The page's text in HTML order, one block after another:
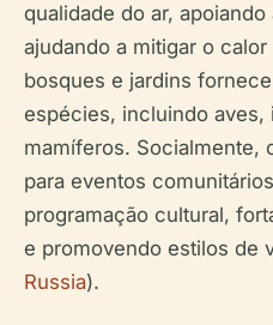
qualidade do ar,
ajudando a mitigar o
bosques e jardins
espécies, incluindo aves,
mamíferos. Socialmente,
para eventos
programação cultural,
e promovendo estilos de
Russia).